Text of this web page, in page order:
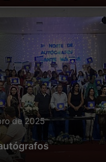
de 2025